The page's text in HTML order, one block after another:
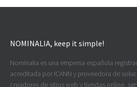
NOMINALIA, keep it simple!
Nominalia es una empresa española
acreditada por ICANN y proveedora de
creadores de sitios web y tiendas online,